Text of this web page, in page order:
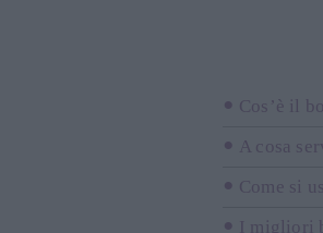
Cos’è il
A cosa
Come si
I migliori